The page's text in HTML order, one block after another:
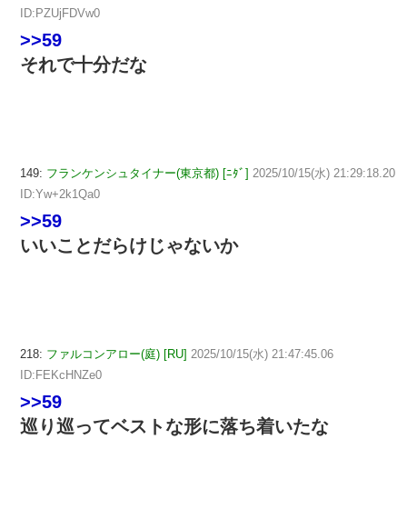
ID:PZUjFDVw0
>>59
それで十分だな
149: フランケンシュタイナー(東京都) [ﾆﾀﾞ] 2025/10/15(水) 21:29:18.20
ID:Yw+2k1Qa0
>>59
いいことだらけじゃないか
218: ファルコンアロー(庭) [RU] 2025/10/15(水) 21:47:45.06
ID:FEKcHNZe0
>>59
巡り巡ってベストな形に落ち着いたな